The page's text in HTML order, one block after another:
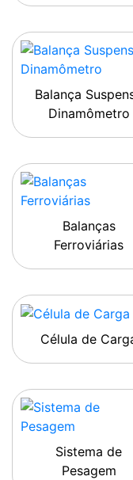
Balança
Dinamômetro
Balanças
Ferroviárias
Célula de
Sistema de
Pesagem